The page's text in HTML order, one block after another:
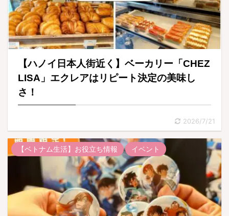
【ハノイ日本人街近く】ベーカリー「CHEZ
LISA」エクレアはリピート決定の美味し
さ！
2026/7/21
【ベトナム生活】お役立ち情報 イベント